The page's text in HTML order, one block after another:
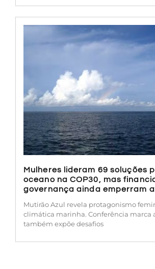
Mulheres lideram 69 soluções
oceano na COP30, mas
governança ainda emperram
Mutirão Azul revela protagonismo
climática marinha. Conferência marca
também expõe desafios